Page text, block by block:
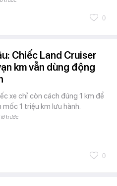
0
Chiếc Land Cruiser
km vẫn dùng động
xe chỉ còn cách đúng 1 km để
mốc 1 triệu km lưu hành.
trước
0